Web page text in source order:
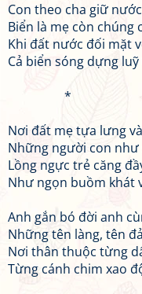
Con theo cha giữ
Biển là mẹ còn chúng
Khi đất nước đối mặt
Cả biển sóng dựng
*
Nơi đất mẹ tựa lưng
Những người con
Lồng ngực trẻ căng
Như ngọn buồm khát
Anh gắn bó đời anh
Những tên làng, tên
Nơi thân thuộc từng
Từng cánh chim xao